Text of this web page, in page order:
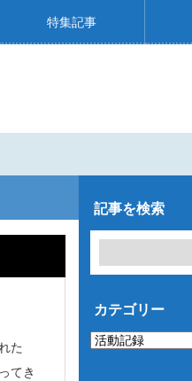
特集記事
た
てき
記事を検索
カテゴリー
カ
テ